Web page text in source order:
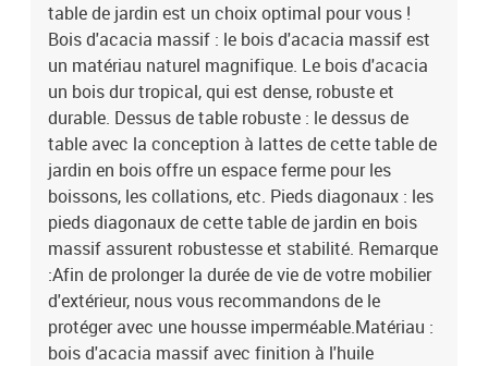
table de jardin est un choix optimal pour vous !
Bois d'acacia massif : le bois d'acacia massif est
un matériau naturel magnifique. Le bois d'acacia
un bois dur tropical, qui est dense, robuste et
durable. Dessus de table robuste : le dessus de
table avec la conception à lattes de cette table de
jardin en bois offre un espace ferme pour les
boissons, les collations, etc. Pieds diagonaux : les
pieds diagonaux de cette table de jardin en bois
massif assurent robustesse et stabilité. Remarque
:Afin de prolonger la durée de vie de votre mobilier
d'extérieur, nous vous recommandons de le
protéger avec une housse imperméable.Matériau :
bois d'acacia massif avec finition à l'huile